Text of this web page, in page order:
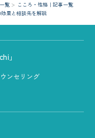
覧
こころ・性格｜記事一覧
果と相談先を解説
」
ンセリング